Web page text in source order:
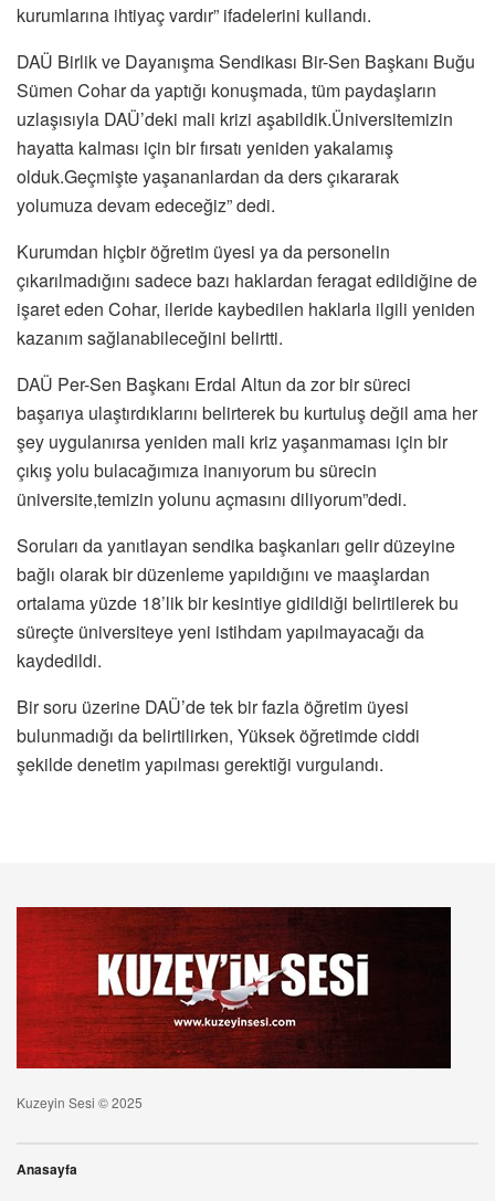
kurumlarına ihtiyaç vardır” ifadelerini kullandı.
DAÜ Birlik ve Dayanışma Sendikası Bir-Sen Başkanı Buğu
Sümen Cohar da yaptığı konuşmada, tüm paydaşların
uzlaşısıyla DAÜ’deki mali krizi aşabildik.Üniversitemizin
hayatta kalması için bir fırsatı yeniden yakalamış
olduk.Geçmişte yaşananlardan da ders çıkararak
yolumuza devam edeceğiz” dedi.
Kurumdan hiçbir öğretim üyesi ya da personelin
çıkarılmadığını sadece bazı haklardan feragat edildiğine de
işaret eden Cohar, ileride kaybedilen haklarla ilgili yeniden
kazanım sağlanabileceğini belirtti.
DAÜ Per-Sen Başkanı Erdal Altun da zor bir süreci
başarıya ulaştırdıklarını belirterek bu kurtuluş değil ama her
şey uygulanırsa yeniden mali kriz yaşanmaması için bir
çıkış yolu bulacağımıza inanıyorum bu sürecin
üniversite,temizin yolunu açmasını diliyorum”dedi.
Soruları da yanıtlayan sendika başkanları gelir düzeyine
bağlı olarak bir düzenleme yapıldığını ve maaşlardan
ortalama yüzde 18’lik bir kesintiye gidildiği belirtilerek bu
süreçte üniversiteye yeni istihdam yapılmayacağı da
kaydedildi.
Bir soru üzerine DAÜ’de tek bir fazla öğretim üyesi
bulunmadığı da belirtilirken, Yüksek öğretimde ciddi
şekilde denetim yapılması gerektiği vurgulandı.
Kuzeyin Sesi © 2025
Anasayfa